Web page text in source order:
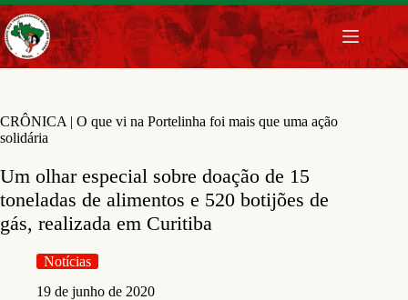
Pular
para
o
conteúdo
CRÔNICA | O que vi na Portelinha foi mais que uma ação
solidária
Um olhar especial sobre doação de 15
toneladas de alimentos e 520 botijões de
gás, realizada em Curitiba
Notícias
19 de junho de 2020